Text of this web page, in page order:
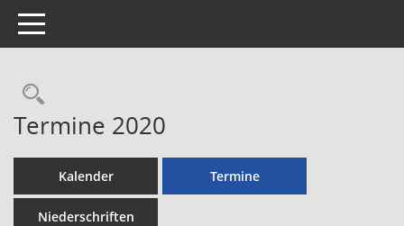
Toggle navigation
Rechercheauswahl
Termine 2020
Kalender Termine
Niederschriften